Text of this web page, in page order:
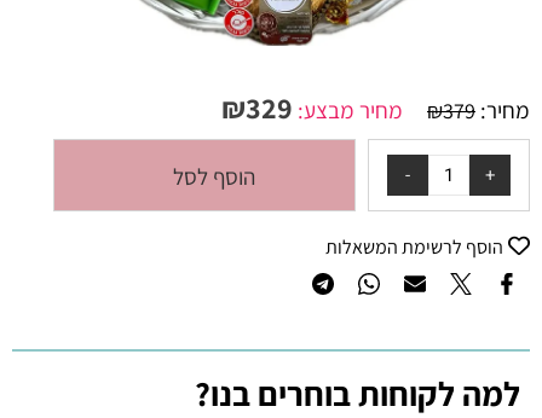
מחיר: ₪379 מחיר מבצע: ₪329
הוסף לסל
הוסף לרשימת המשאלות
למה לקוחות בוחרים בנו?